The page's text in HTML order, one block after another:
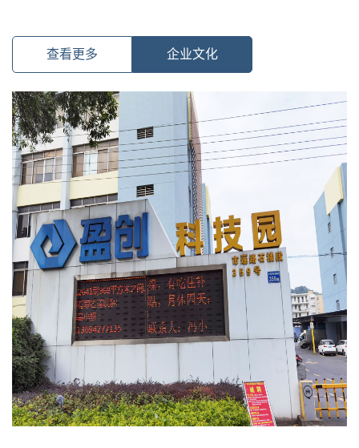
查看更多 企业文化